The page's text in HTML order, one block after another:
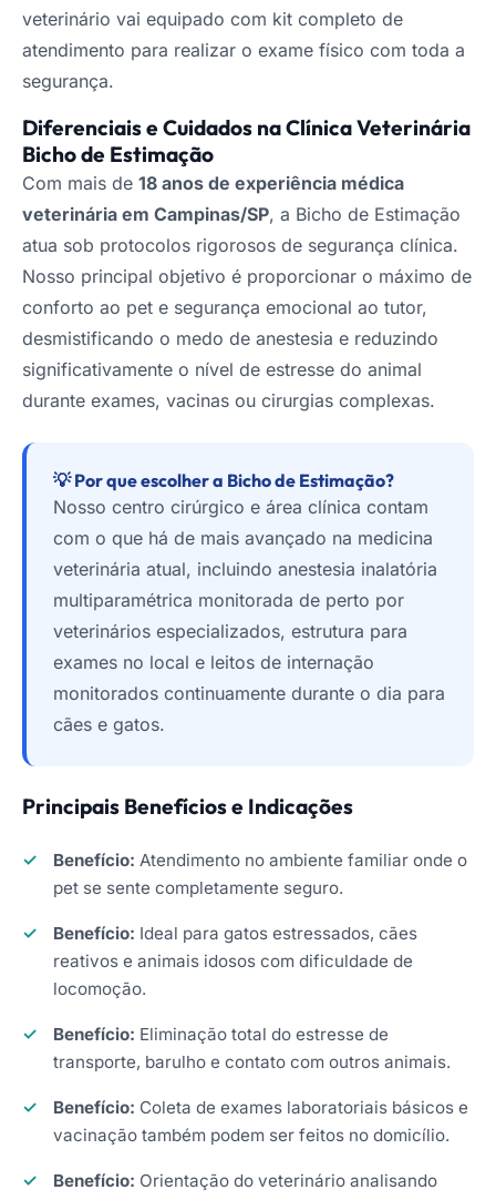
veterinário vai equipado com kit completo de
atendimento para realizar o exame físico com toda a
segurança.
Diferenciais e Cuidados na Clínica Veterinária
Bicho de Estimação
Com mais de 18 anos de experiência médica
veterinária em Campinas/SP, a Bicho de Estimação
atua sob protocolos rigorosos de segurança clínica.
Nosso principal objetivo é proporcionar o máximo de
conforto ao pet e segurança emocional ao tutor,
desmistificando o medo de anestesia e reduzindo
significativamente o nível de estresse do animal
durante exames, vacinas ou cirurgias complexas.
💡 Por que escolher a Bicho de Estimação?
Nosso centro cirúrgico e área clínica contam
com o que há de mais avançado na medicina
veterinária atual, incluindo anestesia inalatória
multiparamétrica monitorada de perto por
veterinários especializados, estrutura para
exames no local e leitos de internação
monitorados continuamente durante o dia para
cães e gatos.
Principais Benefícios e Indicações
Benefício: Atendimento no ambiente familiar onde o
pet se sente completamente seguro.
Benefício: Ideal para gatos estressados, cães
reativos e animais idosos com dificuldade de
locomoção.
Benefício: Eliminação total do estresse de
transporte, barulho e contato com outros animais.
Benefício: Coleta de exames laboratoriais básicos e
vacinação também podem ser feitos no domicílio.
Benefício: Orientação do veterinário analisando